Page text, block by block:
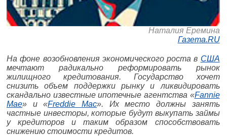
Наталия Еремина
Газета.RU
На фоне возобновления экономического роста в США
мечтают радикально реформировать рынок
жилищного кредитования. Государство хочет
снизить объем поддержки рынку и ликвидировать
скандально известные ипотечные агентства «Fannie
Mae» и «Freddie Mac». Их место должны занять
частные инвесторы, которые будут выкупать займы
у кредиторов и таким образом способствовать
снижению стоимости кредитов.